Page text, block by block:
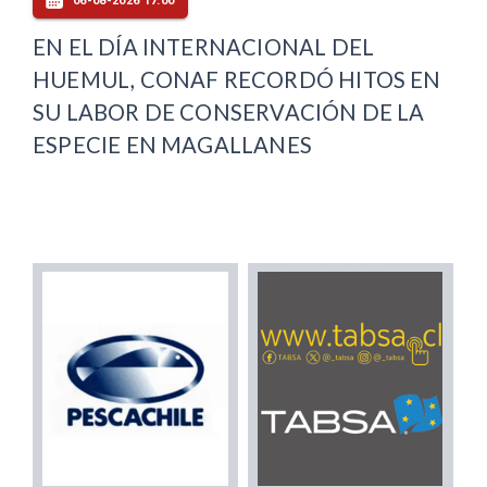
EN EL DÍA INTERNACIONAL DEL
HUEMUL, CONAF RECORDÓ HITOS EN
SU LABOR DE CONSERVACIÓN DE LA
ESPECIE EN MAGALLANES